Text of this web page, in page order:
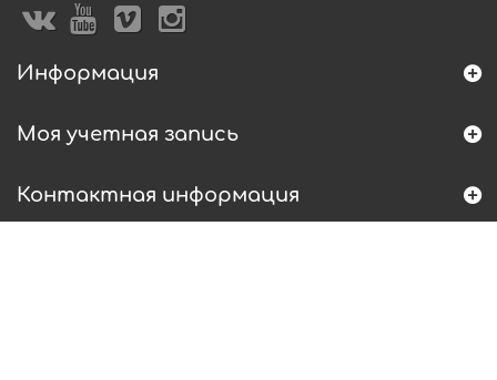
Информация
Моя учетная запись
Контактная информация